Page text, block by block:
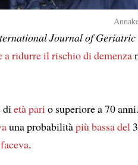
Journal of Geriatric
a ridurreil rischio di demenza
di etàpari o superiore a 70
una probabilitàpiù bassa del
.